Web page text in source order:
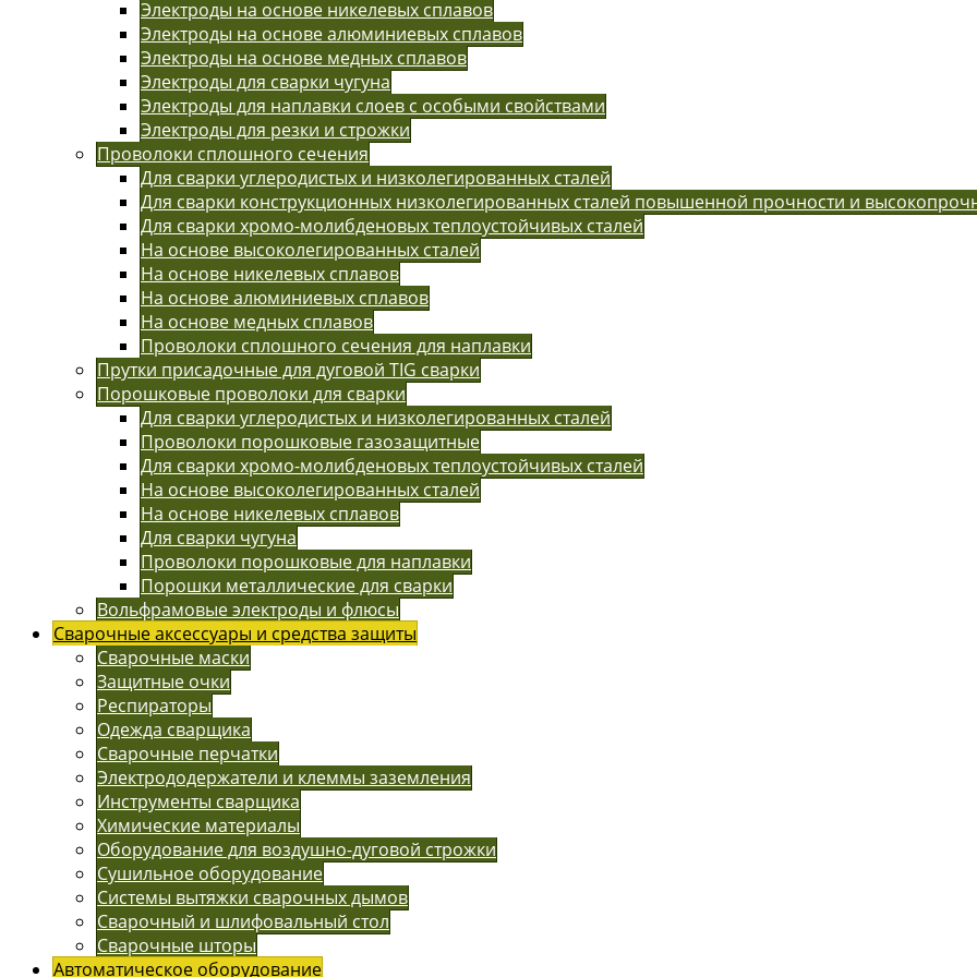
Электроды на основе никелевых сплавов
Электроды на основе алюминиевых сплавов
Электроды на основе медных сплавов
Электроды для сварки чугуна
Электроды для наплавки слоев с особыми свойствами
Электроды для резки и строжки
Проволоки сплошного сечения
Для сварки углеродистых и низколегированных сталей
Для сварки конструкционных низколегированных сталей повышенной прочности и
Для сварки хромо-молибденовых теплоустойчивых сталей
На основе высоколегированных сталей
На основе никелевых сплавов
На основе алюминиевых сплавов
На основе медных сплавов
Проволоки сплошного сечения для наплавки
Прутки присадочные для дуговой TIG сварки
Порошковые проволоки для сварки
Для сварки углеродистых и низколегированных сталей
Проволоки порошковые газозащитные
Для сварки хромо-молибденовых теплоустойчивых сталей
На основе высоколегированных сталей
На основе никелевых сплавов
Для сварки чугуна
Проволоки порошковые для наплавки
Порошки металлические для сварки
Вольфрамовые электроды и флюсы
Сварочные аксессуары и средства защиты
Сварочные маски
Защитные очки
Респираторы
Одежда сварщика
Сварочные перчатки
Электрододержатели и клеммы заземления
Инструменты сварщика
Химические материалы
Оборудование для воздушно-дуговой строжки
Сушильное оборудование
Системы вытяжки сварочных дымов
Сварочный и шлифовальный стол
Сварочные шторы
Автоматическое оборудование